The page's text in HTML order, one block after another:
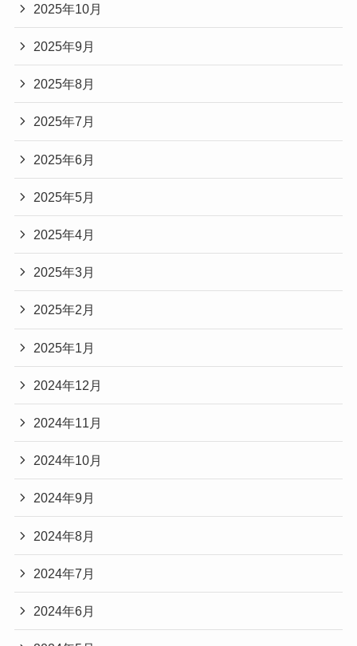
2025年10月
2025年9月
2025年8月
2025年7月
2025年6月
2025年5月
2025年4月
2025年3月
2025年2月
2025年1月
2024年12月
2024年11月
2024年10月
2024年9月
2024年8月
2024年7月
2024年6月